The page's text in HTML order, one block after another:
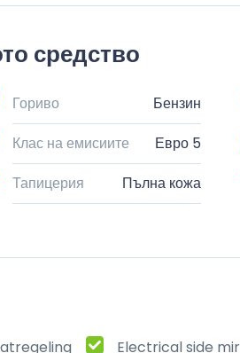
средство
Гориво Бензин
Клас на емисиите Евро 5
Тапицерия Пълна кожа
Electrical side